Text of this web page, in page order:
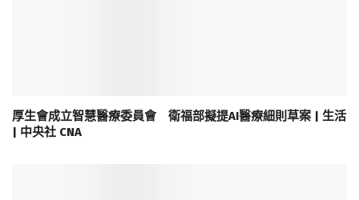
厚生會成立智慧醫療委員會 衛福部擬提AI醫療細則草案 | 生活
| 中央社 CNA